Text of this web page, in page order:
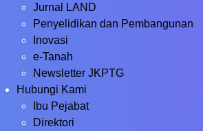
Jurnal LAND
Penyelidikan dan Pembangunan
Inovasi
e-Tanah
Newsletter JKPTG
Hubungi Kami
Ibu Pejabat
Direktori